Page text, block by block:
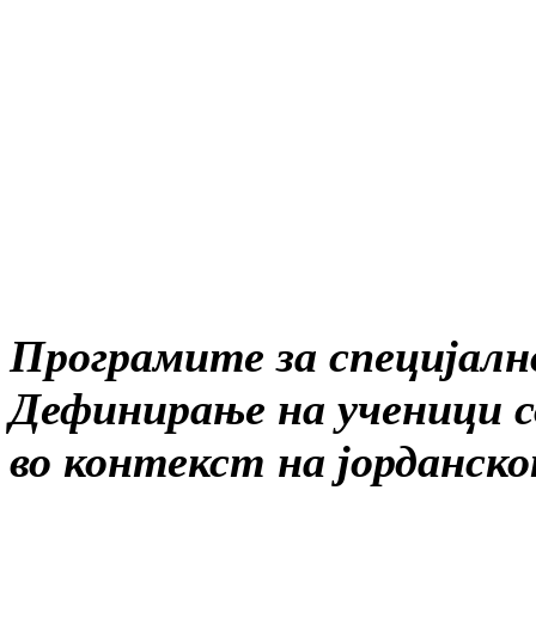
Програмите за
Дефинирање на ученици
во контекст на